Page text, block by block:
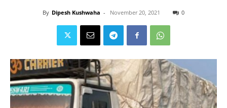
By Dipesh Kushwaha - November 20, 2021 0